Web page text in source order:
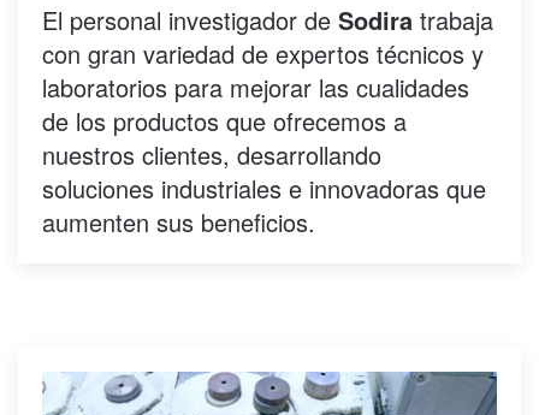
El personal investigador de Sodira trabaja
con gran variedad de expertos técnicos y
laboratorios para mejorar las cualidades
de los productos que ofrecemos a
nuestros clientes, desarrollando
soluciones industriales e innovadoras que
aumenten sus beneficios.